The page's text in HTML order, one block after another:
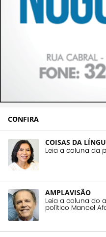
CONFIRA
COISAS DA
Leia a coluna da
AMPLAVISÃO
Leia a coluna do
político Manoel